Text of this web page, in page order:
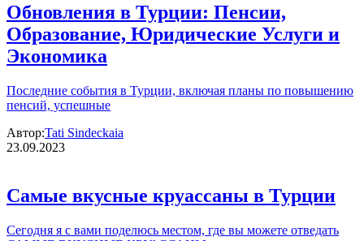
Обновления в Турции: Пенсии,
Образование, Юридические Услуги и
Экономика
Последние события в Турции, включая планы по повышению
пенсий, успешные
Автор:Tati Sindeckaia
23.09.2023
Самые вкусные круассаны в Турции
Сегодня я с вами поделюсь местом, где вы можете отведать